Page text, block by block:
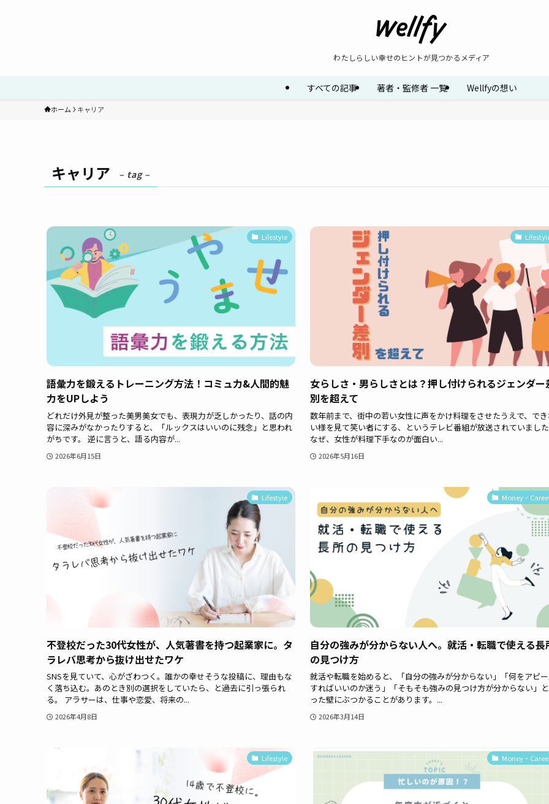
わたしらしい幸せのヒントが見つかるメディア
すべての記事 著者・監修者 一覧 Wellfyの想い
ホーム キャリア
キャリア – tag –
Lifestyle
語彙力を鍛えるトレーニング方法！コミュ力&人間的魅
力をUPしよう
どれだけ外見が整った美男美女でも、表現力が乏しかったり、話の内
容に深みがなかったりすると、「ルックスはいいのに残念」と思われ
がちです。 逆に言うと、語る内容が...
2026年6月15日
女らしさ・男らしさとは？押し付けられるジェンダー
別を超えて
数年前まで、街中の若い女性に声をかけ料理をさせたうえで、で
い様を見て笑い者にする、というテレビ番組が放送されていました
なぜ、女性が料理下手なのが面白い...
2026年5月16日
Lifestyle
不登校だった30代女性が、人気著書を持つ起業家に。タ
ラレバ思考から抜け出せたワケ
SNSを見ていて、心がざわつく。誰かの幸せそうな投稿に、理由もな
く落ち込む。あのとき別の選択をしていたら、と過去に引っ張られ
る。 アラサーは、仕事や恋愛、将来の...
2026年4月8日
Money・
自分の強みが分からない人へ。就活・転職で使える長
の見つけ方
就活や転職を始めると、「自分の強みが分からない」「何をアピ
すればいいのか迷う」「そもそも強みの見つけ方が分からない」
った壁にぶつかることがあります。...
2026年3月14日
Lifestyle Money・